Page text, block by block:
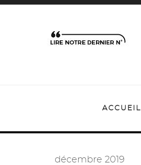
ACCUEIL
décembre 2019